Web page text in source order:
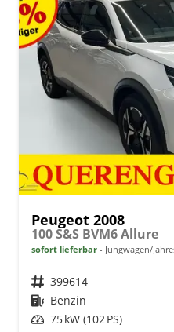
Peugeot 2008
100 S&S BVM6 Allure
sofort lieferbar Jungwagen/
Fahrzeugnr. 399614
Kraftstoff Benzin
Leistung 75 kW (102 PS)